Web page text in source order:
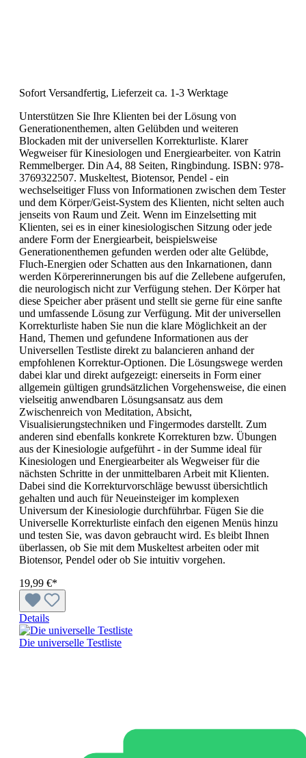
Sofort Versandfertig, Lieferzeit ca. 1-3 Werktage
Unterstützen Sie Ihre Klienten bei der Lösung von
Generationenthemen, alten Gelübden und weiteren
Blockaden mit der universellen Korrekturliste. Klarer
Wegweiser für Kinesiologen und Energiearbeiter. von Katrin
Remmelberger. Din A4, 88 Seiten, Ringbindung. ISBN: 978-
3769322507. Muskeltest, Biotensor, Pendel - ein
wechselseitiger Fluss von Informationen zwischen dem Tester
und dem Körper/Geist-System des Klienten, nicht selten auch
jenseits von Raum und Zeit. Wenn im Einzelsetting mit
Klienten, sei es in einer kinesiologischen Sitzung oder jede
andere Form der Energiearbeit, beispielsweise
Generationenthemen gefunden werden oder alte Gelübde,
Fluch-Energien oder Schatten aus den Inkarnationen, dann
werden Körpererinnerungen bis auf die Zellebene aufgerufen,
die neurologisch nicht zur Verfügung stehen. Der Körper hat
diese Speicher aber präsent und stellt sie gerne für eine sanfte
und umfassende Lösung zur Verfügung. Mit der universellen
Korrekturliste haben Sie nun die klare Möglichkeit an der
Hand, Themen und gefundene Informationen aus der
Universellen Testliste direkt zu balancieren anhand der
empfohlenen Korrektur-Optionen. Die Lösungswege werden
dabei klar und direkt aufgezeigt: einerseits in Form einer
allgemein gültigen grundsätzlichen Vorgehensweise, die einen
vielseitig anwendbaren Lösungsansatz aus dem
Zwischenreich von Meditation, Absicht,
Visualisierungstechniken und Fingermodes darstellt. Zum
anderen sind ebenfalls konkrete Korrekturen bzw. Übungen
aus der Kinesiologie aufgeführt - in der Summe ideal für
Kinesiologen und Energiearbeiter als Wegweiser für die
nächsten Schritte in der unmittelbaren Arbeit mit Klienten.
Dabei sind die Korrekturvorschläge bewusst übersichtlich
gehalten und auch für Neueinsteiger im komplexen
Universum der Kinesiologie durchführbar. Fügen Sie die
Universelle Korrekturliste einfach den eigenen Menüs hinzu
und testen Sie, was davon gebraucht wird. Es bleibt Ihnen
überlassen, ob Sie mit dem Muskeltest arbeiten oder mit
Biotensor, Pendel oder ob Sie intuitiv vorgehen.
19,99 €*
Details
Die universelle Testliste